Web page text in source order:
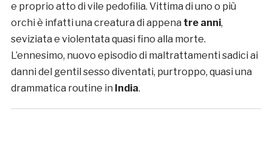
e proprio atto di vile pedofilia. Vittima di uno o più
orchi è infatti una creatura di appena tre anni,
seviziata e violentata quasi fino alla morte.
L’ennesimo, nuovo episodio di maltrattamenti sadici ai
danni del gentil sesso diventati, purtroppo, quasi una
drammatica routine in India.